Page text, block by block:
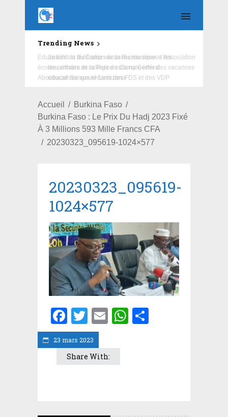
Trending News
Education : la fédération de la Russie rénove les
écoles primaire et collège du Camp Général
Aboubacar Sangoulé Lamizana
Accueil
Burkina Faso
Burkina Faso : Le Prix Du Hadj 2023 Fixé
À 3 Millions 593 Mille Francs CFA
20230323_095619-1024×577
23 mars 2023
20230323_095619-
1024×577
Facebook
Twitter
EmailWhatsApp
Share With: